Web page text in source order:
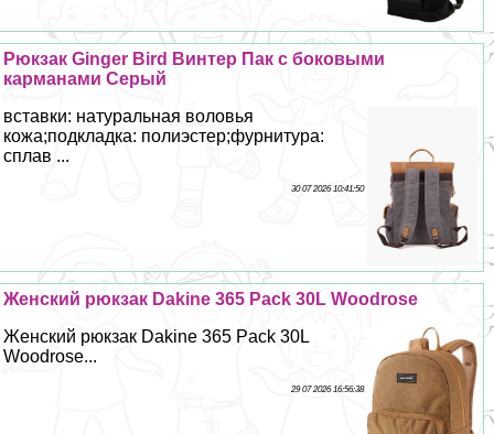
Рюкзак Ginger Bird Винтер Пак с боковыми
карманами Серый
вставки: натуральная воловья
кожа;подкладка: полиэстер;фурнитура:
сплав ...
30 07 2026 10:41:50
Женский рюкзак Dakine 365 Pack 30L Woodrose
Женский рюкзак Dakine 365 Pack 30L
Woodrose...
29 07 2026 16:56:38